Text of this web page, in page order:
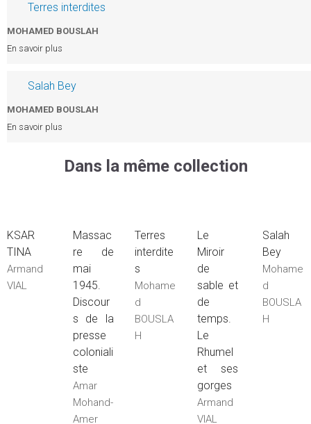
Terres interdites
MOHAMED BOUSLAH
En savoir plus
Salah Bey
MOHAMED BOUSLAH
En savoir plus
Dans la même collection
KSAR
TINA
Armand
VIAL
Massac
re de
mai
1945.
Discour
s de la
presse
coloniali
ste
Amar
Mohand-
Amer
Terres
interdite
s
Mohame
d
BOUSLA
H
Le
Miroir
de
sable et
de
temps.
Le
Rhumel
et ses
gorges
Armand
VIAL
Salah
Bey
Mohame
d
BOUSLA
H